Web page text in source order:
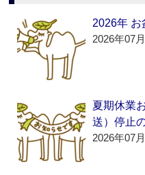
2026年 お
2026年07
夏期休業
送）停止
2026年07